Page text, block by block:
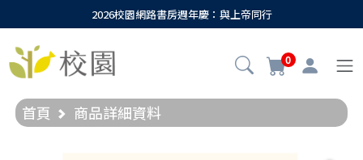
2026校園網路書房週年慶：與上帝同行
0
首頁 商品詳細資料